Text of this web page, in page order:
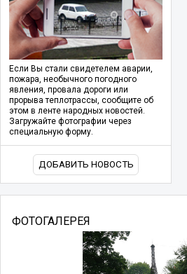
Если Вы стали свидетелем аварии,
пожара, необычного погодного
явления, провала дороги или
прорыва теплотрассы, сообщите об
этом в ленте народных новостей.
Загружайте фотографии через
специальную форму.
ДОБАВИТЬ НОВОСТЬ
ФОТОГАЛЕРЕЯ